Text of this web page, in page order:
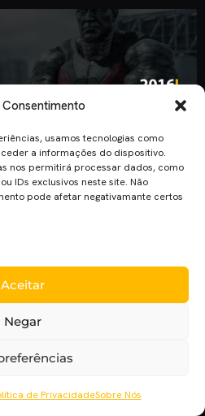
usamos tecnologias como
a informações do dispositivo.
nos permitirá processar dados, como
IDs exclusivos neste site. Não
pode afetar negativamante certos
Aceitar
Negar
de PrivacidadeSobre Nós
ao longo dos próximos dias os
primeiro especial encontram-se
primeira metade de 2016. Só
oficiais de filmes com
e junho deste ano, incluindo